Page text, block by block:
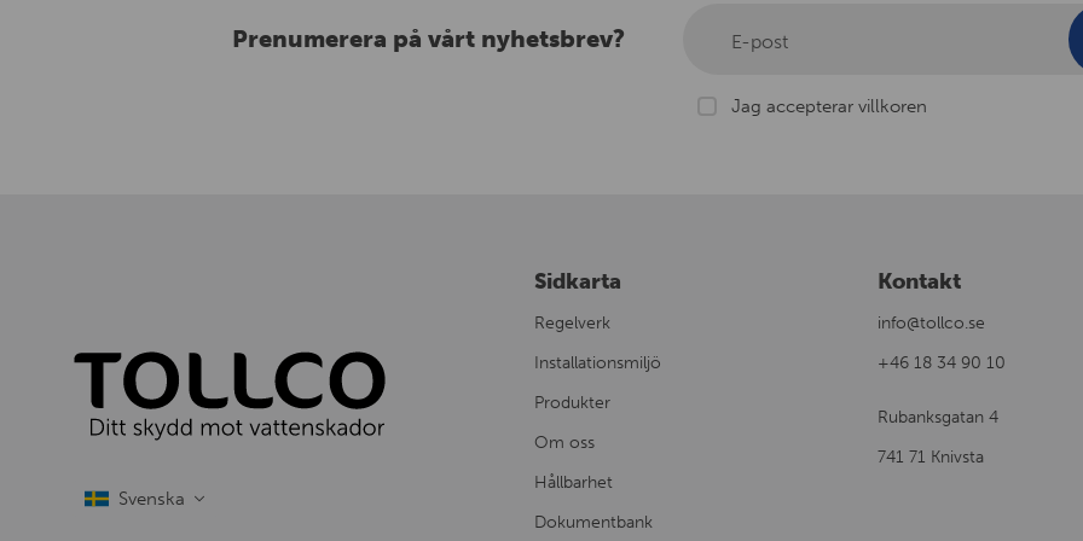
Prenumerera på vårt nyhetsbrev? E-post
Jag accepterar villkoren
Sidkarta
Regelverk
Installationsmiljö
Produkter
Om oss
Hållbarhet
Dokumentbank
Kontakt
info@tollco.se
+46 18 34 90 10
Rubanksgatan 4
741 71 Knivsta